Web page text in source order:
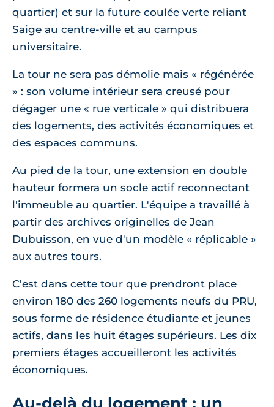
quartier) et sur la future coulée verte reliant
Saige au centre-ville et au campus
universitaire.
La tour ne sera pas démolie mais « régénérée
» : son volume intérieur sera creusé pour
dégager une « rue verticale » qui distribuera
des logements, des activités économiques et
des espaces communs.
Au pied de la tour, une extension en double
hauteur formera un socle actif reconnectant
l'immeuble au quartier. L'équipe a travaillé à
partir des archives originelles de Jean
Dubuisson, en vue d'un modèle « réplicable »
aux autres tours.
C'est dans cette tour que prendront place
environ 180 des 260 logements neufs du PRU,
sous forme de résidence étudiante et jeunes
actifs, dans les huit étages supérieurs. Les dix
premiers étages accueilleront les activités
économiques.
Au-delà du logement : un